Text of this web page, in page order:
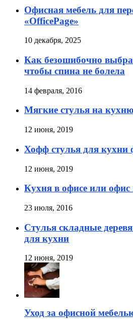
Офисная мебель для
«OfficePage»
10 декабря, 2025
Как безошибочно
чтобы спина не болела
14 февраля, 2016
Мягкие стулья на
12 июня, 2019
Хофф стулья для кухни
12 июня, 2019
Кухня в офисе или офис
23 июля, 2016
Стулья складные
для кухни
12 июня, 2019
Уход за офисной